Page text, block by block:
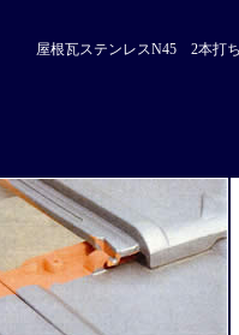
屋根瓦ステンレスN45 2本打